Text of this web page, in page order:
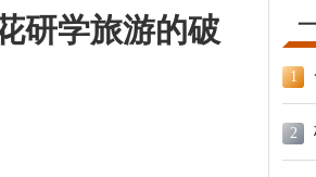
研学旅游的破
1
2